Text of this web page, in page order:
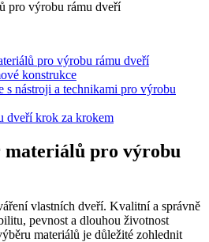
pro výrobu rámu dveří
konstrukce
s nástroji a technikami pro výrobu
dveří krok za krokem
pro výrobu
vlastních dveří. Kvalitní a správně
pevnost a dlouhou životnost
materiálů je důležité zohlednit